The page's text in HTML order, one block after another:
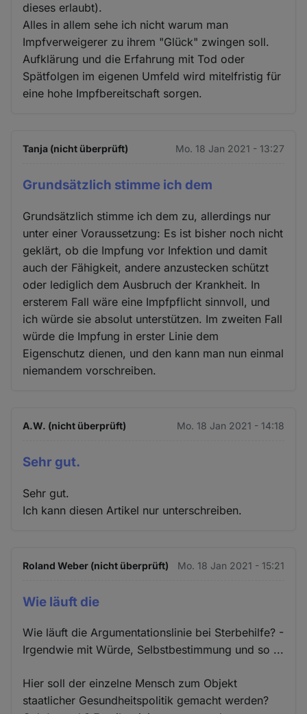
dieses erlaubt).
Alles in allem sehe ich nicht warum man
Impfverweigerer zu ihrem "Glück" zwingen soll.
Aufklärung und die Erfahrung mit Tod oder
Spätfolgen im eigenen Umfeld wird mitelfristig für
eine hohe Impfbereitschaft sorgen.
Tanja (nicht überprüft) Mo. 18 Jan 2021 - 13:27
Grundsätzlich stimme ich dem
Grundsätzlich stimme ich dem zu, allerdings nur
unter einer Voraussetzung: Es ist bisher noch nicht
geklärt, ob die Impfung vor Infektion und damit
auch der Fähigkeit, andere anzustecken schützt
oder lediglich dem Ausbruch der Krankheit. In
ersterem Fall wäre eine Impfpflicht sinnvoll, und
ich würde sie absolut unterstützen. Im zweiten Fall
würde die Impfung in erster Linie dem
Eigenschutz dienen, und den kann man nun einmal
niemandem vorschreiben.
A.W. (nicht überprüft) Mo. 18 Jan 2021 - 14:18
Sehr gut.
Sehr gut.
Ich kann diesen Artikel nur unterschreiben.
Roland Weber (nicht überprüft) Mo. 18 Jan 2021 - 15:21
Wie läuft die
Wie läuft die Argumentationslinie bei Sterbehilfe? -
Irgendwie mit Würde, Selbstbestimmung und so ...
Hier soll der einzelne Mensch zum Objekt
staatlicher Gesundheitspolitik gemacht werden?